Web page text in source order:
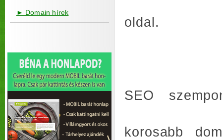
► Domain hírek
oldal.
SEO
korosabb